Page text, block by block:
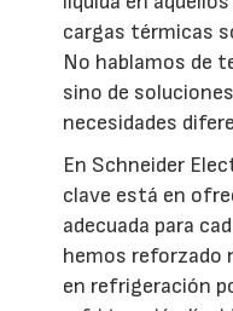
cargas térmicas
No hablamos de
sino de
necesidades
En Schneider
clave está en
adecuada para
hemos reforzado
en refrigeración